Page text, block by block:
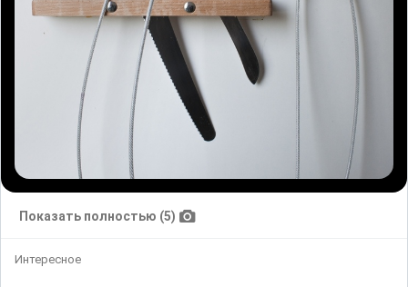
Показать полностью (5)
Интересное